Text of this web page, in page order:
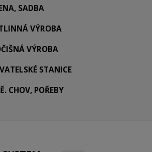
SADBA
VÝROBA
VÝROBA
STANICE
CHOV, POŘEBY